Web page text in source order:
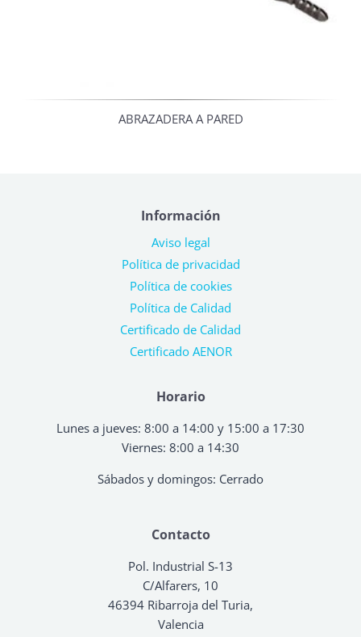
ABRAZADERA A PARED
Contacto
Pol. Industrial S-13
C/Alfarers, 10
46394 Ribarroja del Turia,
Valencia
Horario
Lunes a jueves: 8:00 a 14:00 y 15:00 a 17:30
Viernes: 8:00 a 14:30
Sábados y domingos: Cerrado
Información
Aviso legal
Política de privacidad
Política de cookies
Política de Calidad
Certificado de Calidad
Certificado AENOR